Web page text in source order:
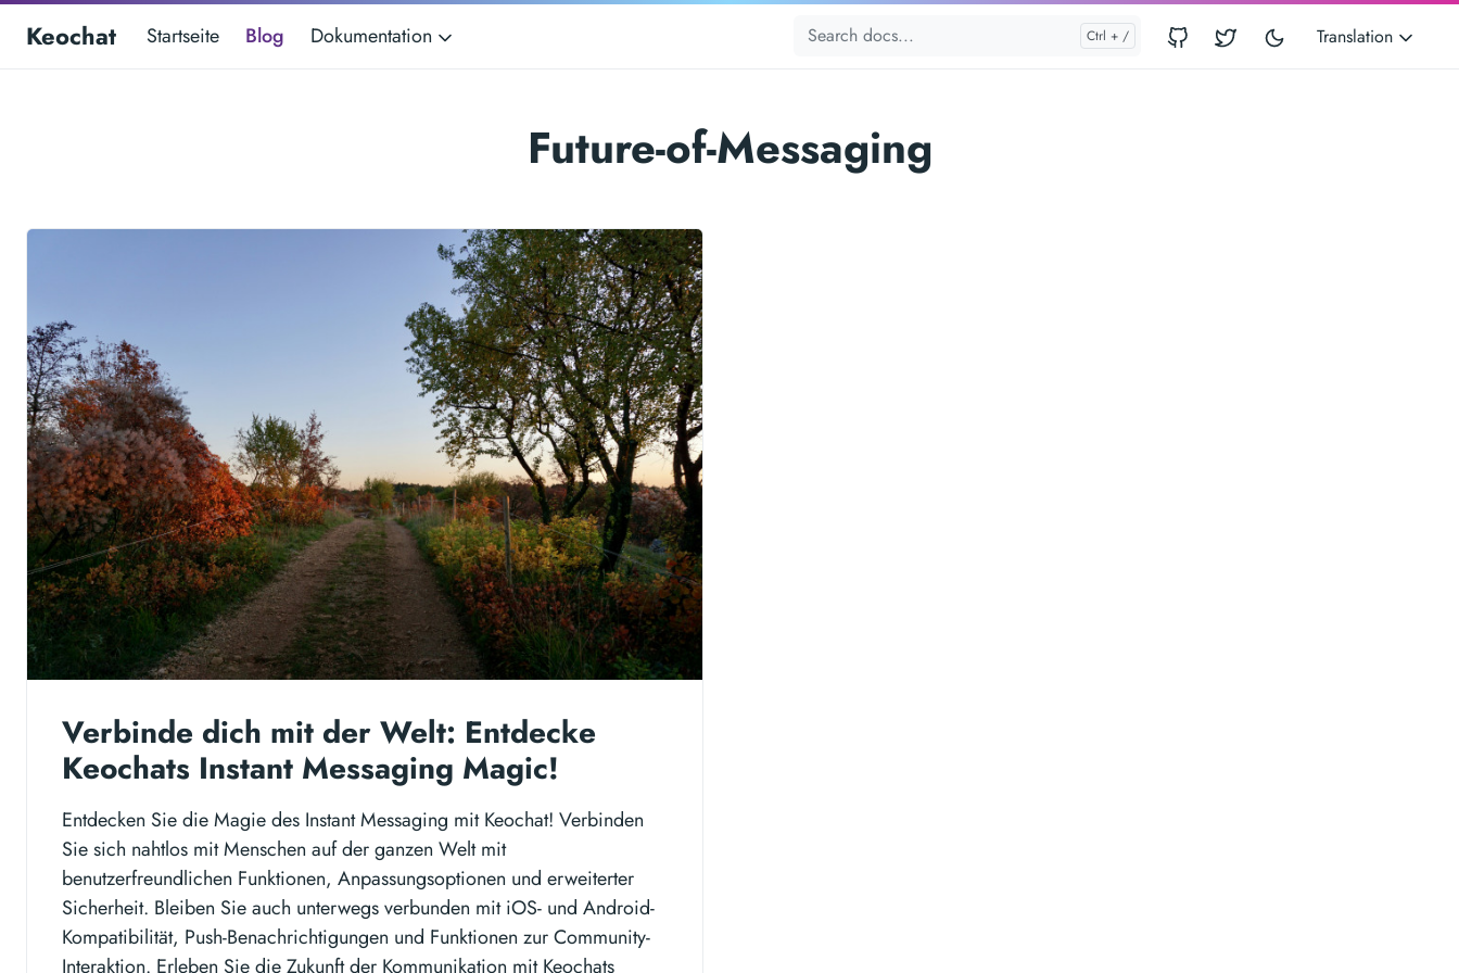
Keochat Startseite Blog Dokumentation Translation
Future-of-Messaging
Verbinde dich mit der Welt: Entdecke
Keochats Instant Messaging Magic!
Entdecken Sie die Magie des Instant Messaging mit Keochat! Verbinden
Sie sich nahtlos mit Menschen auf der ganzen Welt mit
benutzerfreundlichen Funktionen, Anpassungsoptionen und erweiterter
Sicherheit. Bleiben Sie auch unterwegs verbunden mit iOS- und Android-
Kompatibilität, Push-Benachrichtigungen und Funktionen zur Community-
Interaktion. Erleben Sie die Zukunft der Kommunikation mit Keochats